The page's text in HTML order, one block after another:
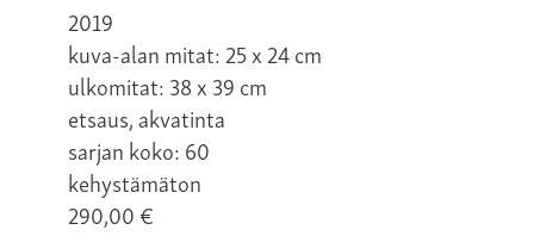
2019
kuva-alan mitat: 25 x 24 cm
ulkomitat: 38 x 39 cm
etsaus, akvatinta
sarjan koko: 60
kehystämäton
290,00€